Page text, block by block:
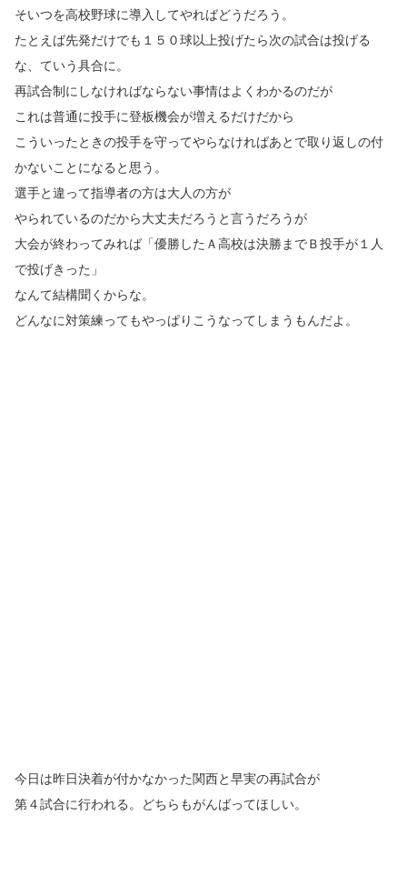
そいつを高校野球に導入してやればどうだろう。
たとえば先発だけでも１５０球以上投げたら次の試合は投げる
な、ていう具合に。
再試合制にしなければならない事情はよくわかるのだが
これは普通に投手に登板機会が増えるだけだから
こういったときの投手を守ってやらなければあとで取り返しの付
かないことになると思う。
選手と違って指導者の方は大人の方が
やられているのだから大丈夫だろうと言うだろうが
大会が終わってみれば「優勝したＡ高校は決勝までＢ投手が１人
で投げきった」
なんて結構聞くからな。
どんなに対策練ってもやっぱりこうなってしまうもんだよ。
今日は昨日決着が付かなかった関西と早実の再試合が
第４試合に行われる。どちらもがんばってほしい。